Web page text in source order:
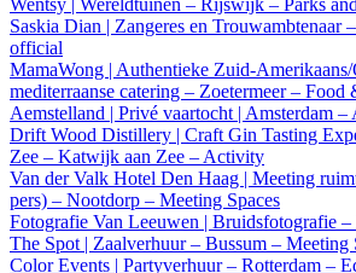
Wentsy | Wereldtuinen – Rijswijk – Parks
Saskia Dian | Zangeres en Trouwambtenaar
official
MamaWong | Authentieke Zuid-Amerikaans/
mediterraanse catering – Zoetermeer –
Aemstelland | Privé vaartocht | Amsterdam
Drift Wood Distillery | Craft Gin Tasting
Zee – Katwijk aan Zee – Activity
Van der Valk Hotel Den Haag | Meeting
pers) – Nootdorp – Meeting Spaces
Fotografie Van Leeuwen | Bruidsfotografie
The Spot | Zaalverhuur – Bussum – Meeting
Color Events | Partyverhuur – Rotterdam –